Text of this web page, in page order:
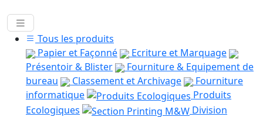
Tous les produits
Papier et Façonné
Ecriture et Marquage
Présentoir & Blister
Fourniture & Equipement de
bureau
Classement et Archivage
Fourniture
informatique
Produits
Ecologiques
Division